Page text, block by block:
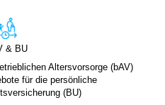
& BU
Altersvorsorge (bAV)
für die persönliche
(BU)